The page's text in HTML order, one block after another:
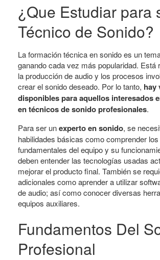
¿Que Estudiar para
Técnico de Sonido?
La formación técnica en sonido es un
ganando cada vez más popularidad. Está
la producción de audio y los procesos
crear el sonido deseado. Por lo tanto, hay
disponibles para aquellos interesados
en técnicos de sonido profesionales.
Para ser unexperto en sonido, se
habilidades básicas como comprender
fundamentales del equipo y su
deben entender las tecnologías usadas
mejorar el producto final. También se
adicionales como aprender a utilizar
de audio; así como conocer diversas
equipos auxiliares.
Fundamentos Del
Profesional